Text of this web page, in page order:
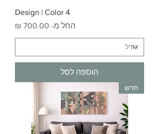
Design | Color 4
החל מ-
מחיר מבצע
הוספה לסל
חדש